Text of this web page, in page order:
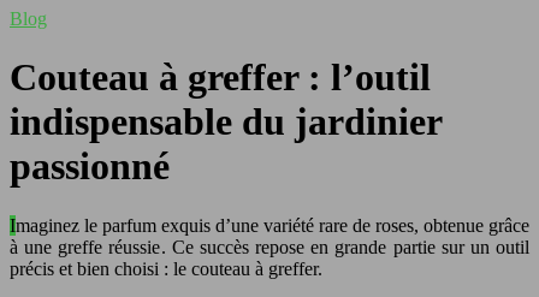
Blog
Couteau à greffer : l’outil
indispensable du jardinier
passionné
Imaginez le parfum exquis d’une variété rare de roses, obtenue grâce
à une greffe réussie. Ce succès repose en grande partie sur un outil
précis et bien choisi : le couteau à greffer.